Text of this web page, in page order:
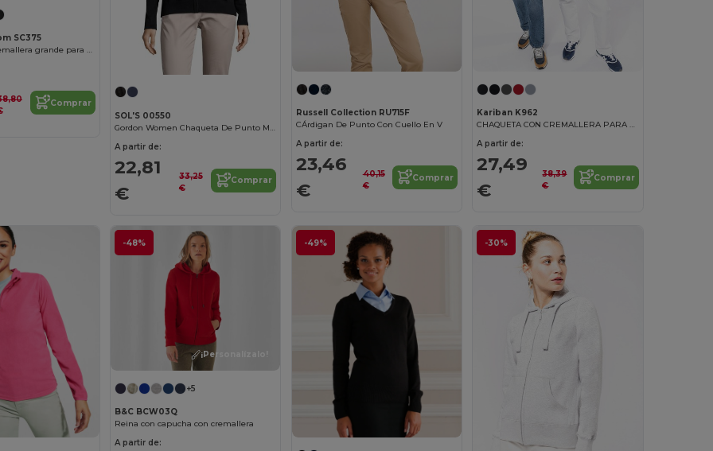
SC375
Sudadera con cremallera grande para mujer
Comprar
SOL'S 00550
A partir de:
22,81
€
33,25
€
Comprar
Russell Collection RU715F
CÁrdigan De Punto Con Cuello En V
A partir de:
23,46
€
40,15
€
Comprar
Kariban K962
CHAQUETA CON CREMALLERA PARA MUJER
A partir de:
27,49
€
38,39
€
Comprar
-48%
¡Personalízalo!
+5
B&C BCW03Q
Reina con capucha con cremallera
A partir de:
-49% -30%